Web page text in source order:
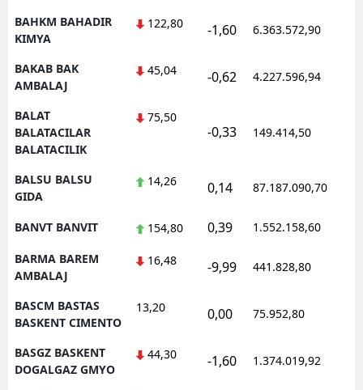
BAHKM BAHADIR
KIMYA
122,80 -1,60 6.363.572,90
BAKAB BAK
AMBALAJ
45,04 -0,62 4.227.596,94
BALAT
BALATACILAR
BALATACILIK
75,50
-0,33 149.414,50
BALSU BALSU
GIDA
14,26 0,14 87.187.090,70
BANVT BANVIT 154,80 0,39 1.552.158,60
BARMA BAREM
AMBALAJ
16,48 -9,99 441.828,80
BASCM BASTAS
BASKENT CIMENTO
13,20 0,00 75.952,80
BASGZ BASKENT
DOGALGAZ GMYO
44,30 -1,60 1.374.019,92